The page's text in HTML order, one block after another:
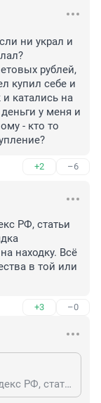
ни украл и
рублей,
купил себе и
катались на
у меня и
- кто то
+2 –6
РФ, статьи
находку. Всё
в той или
+3 –0
Советую почитать гражданский кодекс РФ, статьи 227-228, касающиеся находки и порядка приобретения права собственности на находку. Всё иное - это присвоение чужого имущества в той или иной форме.